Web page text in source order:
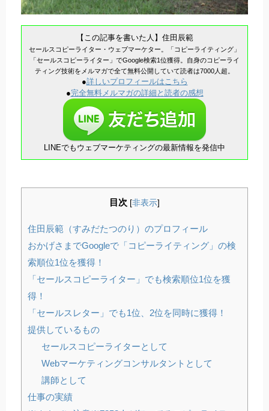
【この記事を書いた人】住田辰範
セールスコピーライター・ウェブマーケター。「コピーライティング」
「セールスコピーライター」でGoogle検索1位獲得。自身のコピーライ
ティング技術をメルマガで全て無料公開していて読者は7000人超。
●詳しいプロフィールはこちら
●完全無料メルマガの詳細と読者の感想
LINEでもウェブマーケティングの最新情報を発信中
目次 [非表示]
住田辰範（すみだたつのり）のプロフィール
おかげさまでGoogleで「コピーライティング」の検
索順位1位を獲得！
「セールスコピーライター」でも検索順位1位を獲
得！
「セールスレター」でも1位、2位を同時に獲得！
提供しているもの
セールスコピーライターとして
Webマーケティングコンサルタントとして
講師として
仕事の実績